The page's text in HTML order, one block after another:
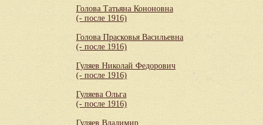
Голова Татьяна Кононовна
(- после 1916)
Голова Прасковья Васильевна
(- после 1916)
Гуляев Николай Федорович
(- после 1916)
Гуляева Ольга
(- после 1916)
Гуляев Владимир